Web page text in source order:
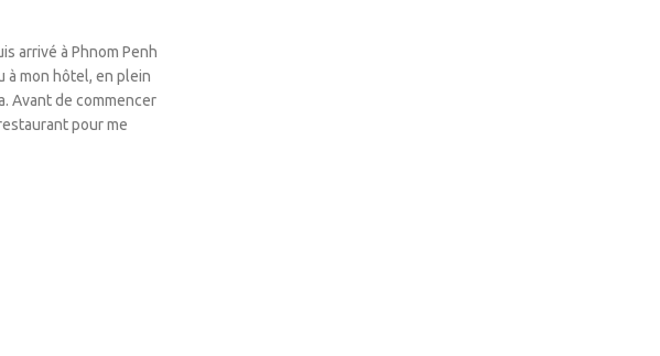
arrivé à Phnom Penh
à mon hôtel, en plein
Avant de commencer
pour me